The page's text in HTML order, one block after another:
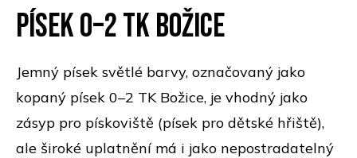
Písek 0–2 TK Božice
Jemný písek světlé barvy, označovaný jako
kopaný písek 0–2 TK Božice, je vhodný jako
zásyp pro pískoviště (písek pro dětské hřiště),
ale široké uplatnění má i jako nepostradatelný